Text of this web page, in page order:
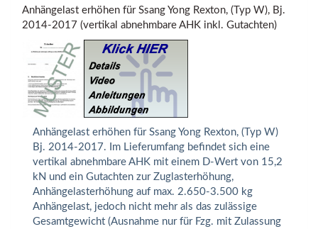
Anhängelast erhöhen für Ssang Yong Rexton, (Typ W), Bj.
2014-2017 (vertikal abnehmbare AHK inkl. Gutachten)
Anhängelast erhöhen für Ssang Yong Rexton, (Typ W)
Bj. 2014-2017. Im Lieferumfang befindet sich eine
vertikal abnehmbare AHK mit einem D-Wert von 15,2
kN und ein Gutachten zur Zuglasterhöhung,
Anhängelasterhöhung auf max. 2.650-3.500 kg
Anhängelast, jedoch nicht mehr als das zulässige
Gesamtgewicht (Ausnahme nur für Fzg. mit Zulassung